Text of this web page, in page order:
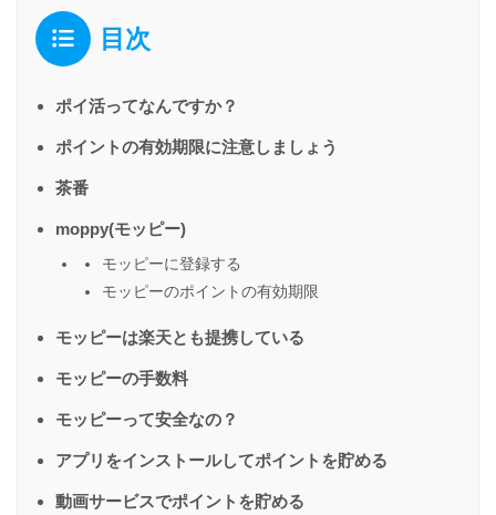
目次
ポイ活ってなんですか？
ポイントの有効期限に注意しましょう
茶番
moppy(モッピー)
モッピーに登録する
モッピーのポイントの有効期限
モッピーは楽天とも提携している
モッピーの手数料
モッピーって安全なの？
アプリをインストールしてポイントを貯める
動画サービスでポイントを貯める